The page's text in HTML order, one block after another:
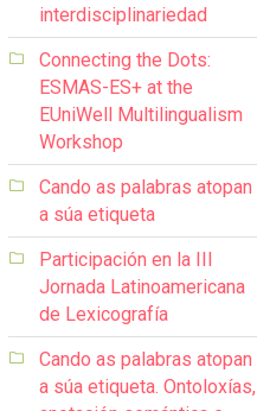
interdisciplinariedad
Connecting the Dots:
ESMAS-ES+ at the
EUniWell Multilingualism
Workshop
Cando as palabras atopan
a súa etiqueta
Participación en la III
Jornada Latinoamericana
de Lexicografía
Cando as palabras atopan
a súa etiqueta. Ontoloxías,